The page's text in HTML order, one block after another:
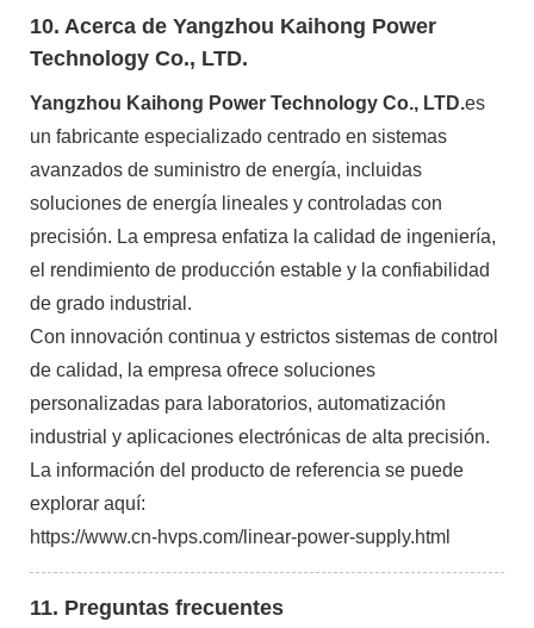
10. Acerca de Yangzhou Kaihong Power
Technology Co., LTD.
Yangzhou Kaihong Power Technology Co., LTD.es
un fabricante especializado centrado en sistemas
avanzados de suministro de energía, incluidas
soluciones de energía lineales y controladas con
precisión. La empresa enfatiza la calidad de ingeniería,
el rendimiento de producción estable y la confiabilidad
de grado industrial.
Con innovación continua y estrictos sistemas de control
de calidad, la empresa ofrece soluciones
personalizadas para laboratorios, automatización
industrial y aplicaciones electrónicas de alta precisión.
La información del producto de referencia se puede
explorar aquí:
https://www.cn-hvps.com/linear-power-supply.html
11. Preguntas frecuentes